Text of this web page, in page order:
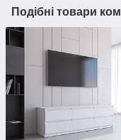
Подібні товари